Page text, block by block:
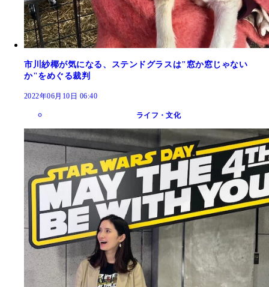
市川紗椰が気になる、ステンドグラスは"窓か窓じゃない
か"をめぐる裁判
2022年06月10日 06:40
ライフ・文化